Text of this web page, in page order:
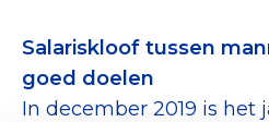
Contact & Signalen
Salariskloof tussen
goed doelen
In december 2019 is het